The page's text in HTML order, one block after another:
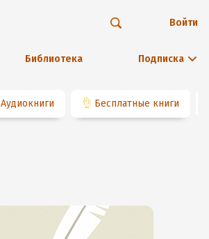
Библиотека Подписка
Войти
Аудиокниги 👌 Бесплатные книги